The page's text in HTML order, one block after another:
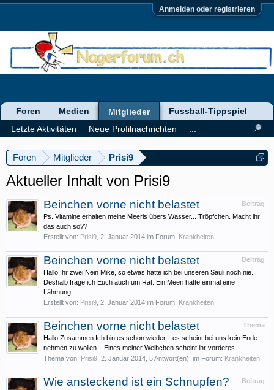
Anmelden oder registrieren
Foren Mitglieder Prisi9
Aktueller Inhalt von Prisi9
Beitrag
Beinchen vorne nicht belastet
Ps. Vitamine erhalten meine Meeris übers Wasser... Tröpfchen. Macht ihr
das auch so??
Erstellt von: Prisi9 2. Januar 2014 im Forum: Krankheiten
Beitrag
Beinchen vorne nicht belastet
Hallo Ihr zwei Nein Mike, so etwas hatte ich bei unseren Säuli noch nie.
Deshalb frage ich Euch auch um Rat. Ein Meeri hatte einmal eine
Lähmung...
Erstellt von: Prisi9 2. Januar 2014 im Forum: Krankheiten
Thema
Beinchen vorne nicht belastet
Hallo Zusammen Ich bin es schon wieder... es scheint bei uns kein Ende
nehmen zu wollen... Eines meiner Weibchen scheint ihr vorderes...
Thema von: Prisi9 2. Januar 2014 , 5 Antwort(en), im Forum: Krankheiten
Beitrag
Wie ansteckend ist ein Schnupfen?
Foren Medien
Mitglieder
Letzte Aktivitäten
Neue Profilnachrichten
Fussball-Tippspiel